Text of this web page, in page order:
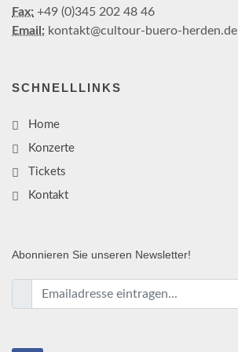
Fax: +49 (0)345 202 48 46
Email: kontakt@cultour-buero-herden.de
SCHNELLLINKS
Home
Konzerte
Tickets
Kontakt
Abonnieren Sie unseren Newsletter!